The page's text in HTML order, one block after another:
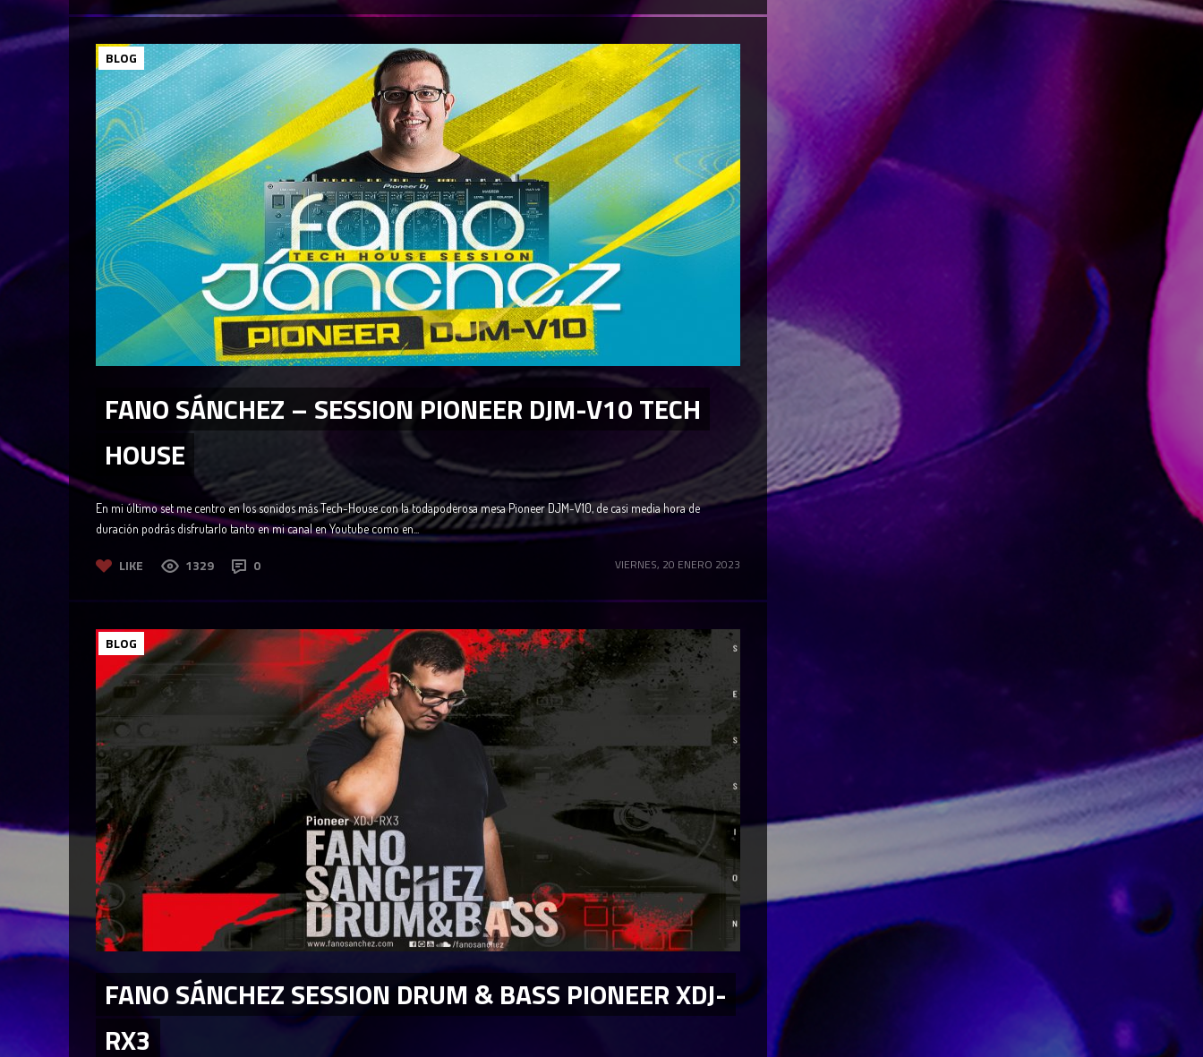
BLOG
FANO SÁNCHEZ – SESSION PIONEER DJM-V10 TECH
HOUSE
En mi último set me centro en los sonidos más Tech-House con la todapoderosa mesa Pioneer DJM-V10, de casi media hora de
duración podrás disfrutarlo tanto en mi canal en Youtube como en...
LIKE 1329 0 VIERNES, 20 ENERO 2023
BLOG
FANO SÁNCHEZ SESSION DRUM & BASS PIONEER XDJ-
RX3